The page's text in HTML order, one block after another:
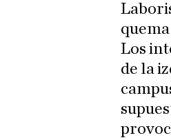
Los
de la